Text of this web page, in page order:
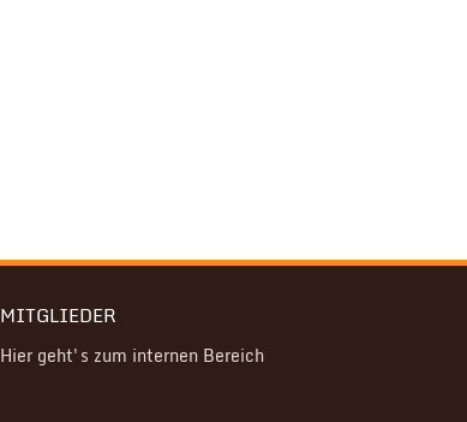
MITGLIEDER
Hier geht's zum internen Bereich